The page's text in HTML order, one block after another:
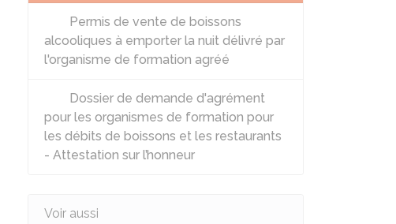
Permis de vente de boissons
alcooliques à emporter la nuit délivré par
l'organisme de formation agréé
Dossier de demande d'agrément
pour les organismes de formation pour
les débits de boissons et les restaurants
- Attestation sur l’honneur
Voir aussi